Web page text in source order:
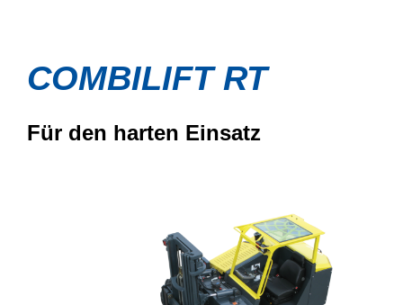
COMBILIFT RT
Für den harten Einsatz